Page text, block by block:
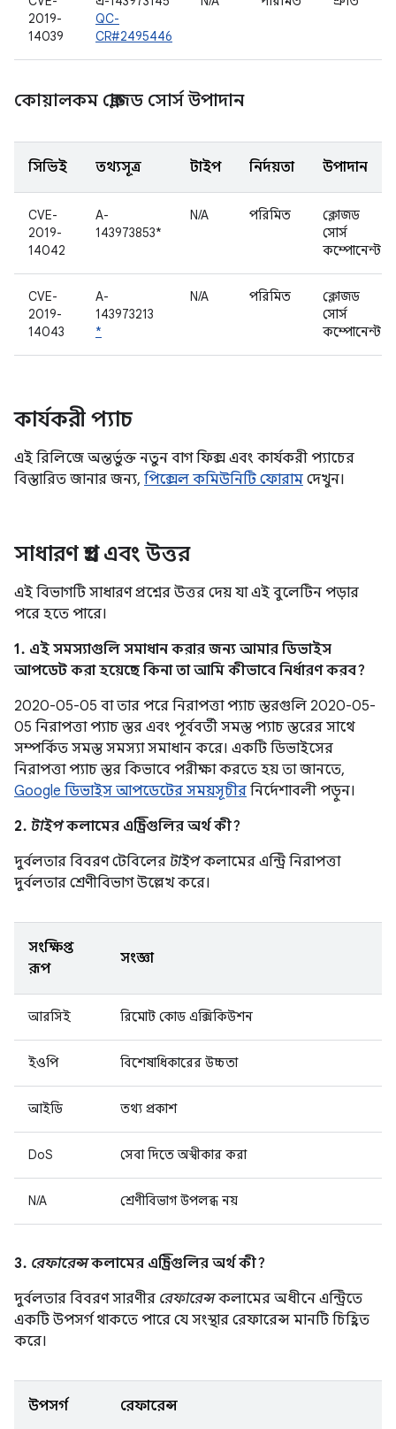
2019-
14039
QC-
CR#2495446
কোয়ালকম ক্লোজড সোর্স উপাদান
সিভিই তথ্যসূত্র টাইপ নির্দয়তা উপাদান
CVE-
2019-
14042
A-
143973853*
N/A পরিমিত
ক্লোজড
সোর্স
কম্পোনেন্ট
CVE-
2019-
14043
A-
143973213
*
N/A পরিমিত
ক্লোজড
সোর্স
কম্পোনেন্ট
কার্যকরী প্যাচ
এই রিলিজে অন্তর্ভুক্ত নতুন বাগ ফিক্স এবং কার্যকরী প্যাচের
বিস্তারিত জানার জন্য, পিক্সেল কমিউনিটি ফোরাম দেখুন।
সাধারণ প্রশ্ন এবং উত্তর
এই বিভাগটি সাধারণ প্রশ্নের উত্তর দেয় যা এই বুলেটিন পড়ার
পরে হতে পারে।
1. এই সমস্যাগুলি সমাধান করার জন্য আমার ডিভাইস
আপডেট করা হয়েছে কিনা তা আমি কীভাবে নির্ধারণ করব?
2020-05-05 বা তার পরে নিরাপত্তা প্যাচ স্তরগুলি 2020-05-
05 নিরাপত্তা প্যাচ স্তর এবং পূর্ববর্তী সমস্ত প্যাচ স্তরের সাথে
সম্পর্কিত সমস্ত সমস্যা সমাধান করে। একটি ডিভাইসের
নিরাপত্তা প্যাচ স্তর কিভাবে পরীক্ষা করতে হয় তা জানতে,
Google ডিভাইস আপডেটের সময়সূচীর নির্দেশাবলী পড়ুন।
2. টাইপকলামের এন্ট্রিগুলির অর্থ কী?
দুর্বলতার বিবরণ টেবিলের টাইপকলামের এন্ট্রি নিরাপত্তা
দুর্বলতার শ্রেণীবিভাগ উল্লেখ করে।
সংক্ষিপ্ত
রূপ
সংজ্ঞা
আরসিই রিমোট কোড এক্সিকিউশন
ইওপি বিশেষাধিকারের উচ্চতা
আইডি তথ্য প্রকাশ
DoS সেবা দিতে অস্বীকার করা
N/A শ্রেণীবিভাগ উপলব্ধ নয়
3. রেফারেন্সকলামের এন্ট্রিগুলির অর্থ কী?
দুর্বলতার বিবরণ সারণীর রেফারেন্সকলামের অধীনে এন্ট্রিতে
একটি উপসর্গ থাকতে পারে যে সংস্থার রেফারেন্স মানটি চিহ্নিত
করে।
উপসর্গ রেফারেন্স